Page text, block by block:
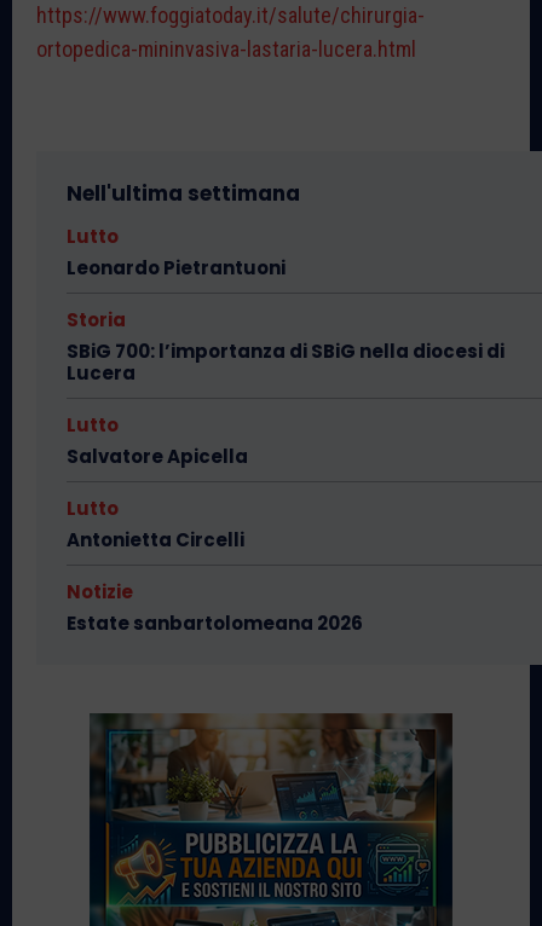
https://www.foggiatoday.it/salute/chirurgia-
ortopedica-mininvasiva-lastaria-lucera.html
Nell'ultima settimana
Lutto
Leonardo Pietrantuoni
Storia
SBiG 700: l’importanza di SBiG nella diocesi di
Lucera
Lutto
Salvatore Apicella
Lutto
Antonietta Circelli
Notizie
Estate sanbartolomeana 2026